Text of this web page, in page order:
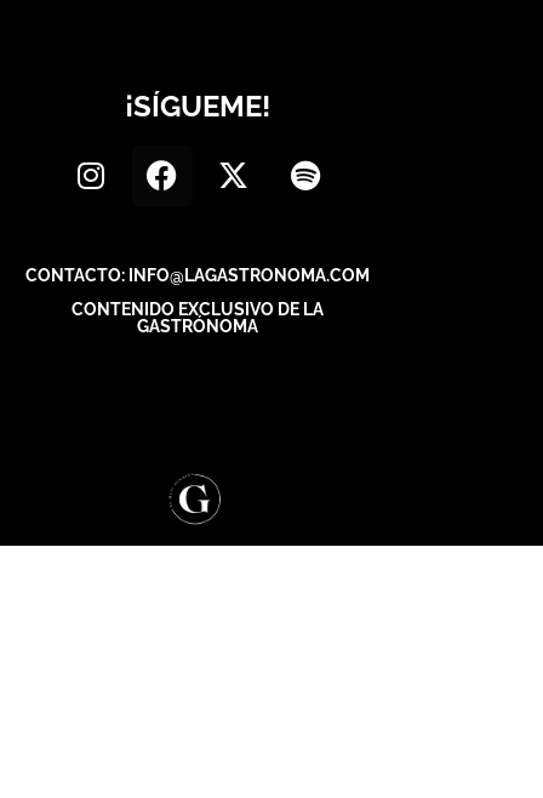
¡SÍGUEME!
CONTACTO: INFO@LAGASTRONOMA.COM
CONTENIDO EXCLUSIVO DE LA
GASTRÓNOMA